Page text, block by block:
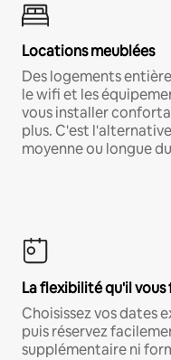
Locations meublées
Des logements
le wifi et les
vous installer
plus. C'est
moyenne ou longue
La flexibilité qu'il vous
Choisissez vos dates
puis réservez
supplémentaire ni